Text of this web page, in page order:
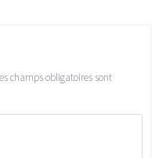
champs obligatoires sont